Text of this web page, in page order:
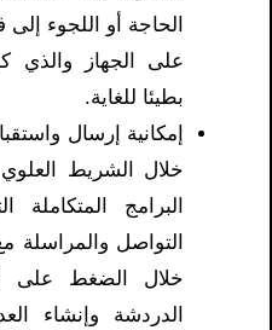
الحاجة أو اللجوء
على الجهاز والذي
بطيئا للغاية.
إمكانية إرسال
خلال الشريط
البرامج
التواصل والمراسلة
خلال الضغط على
الدردشة وإنشاء